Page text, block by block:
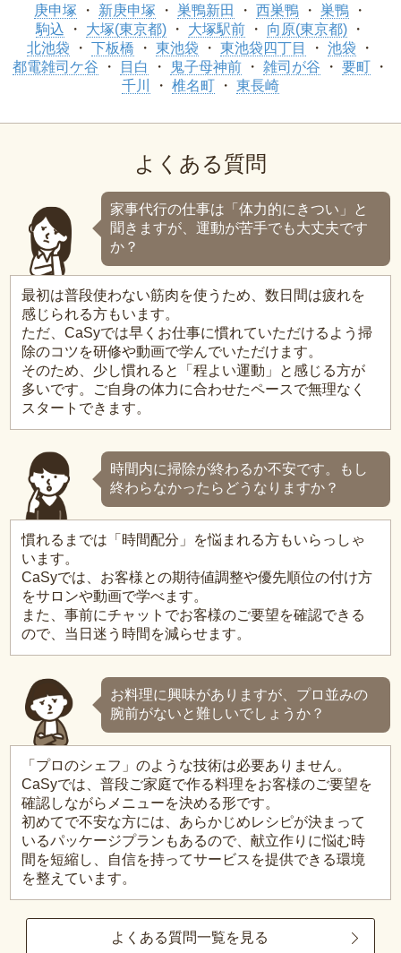
庚申塚 新庚申塚 巣鴨新田 西巣鴨
巣鴨
駒込
大塚(東京都) 大塚駅前
向原(東京都)
北池袋
下板橋 東池袋 東池袋四丁目
池袋
都電雑司ケ谷
目白 鬼子母神前 雑司が谷
要町
千川
椎名町 東長崎
よくある質問
家事代行の仕事は「体力的にきつい」と
聞きますが、運動が苦手でも大丈夫です
か？
最初は普段使わない筋肉を使うため、数日間は疲れを
感じられる方もいます。
ただ、CaSyでは早くお仕事に慣れていただけるよう掃
除のコツを研修や動画で学んでいただけます。
そのため、少し慣れると「程よい運動」と感じる方が
多いです。ご自身の体力に合わせたペースで無理なく
スタートできます。
時間内に掃除が終わるか不安です。もし
終わらなかったらどうなりますか？
慣れるまでは「時間配分」を悩まれる方もいらっしゃ
います。
CaSyでは、お客様との期待値調整や優先順位の付け方
をサロンや動画で学べます。
また、事前にチャットでお客様のご要望を確認できる
ので、当日迷う時間を減らせます。
お料理に興味がありますが、プロ並みの
腕前がないと難しいでしょうか？
「プロのシェフ」のような技術は必要ありません。
CaSyでは、普段ご家庭で作る料理をお客様のご要望を
確認しながらメニューを決める形です。
初めてで不安な方には、あらかじめレシピが決まって
いるパッケージプランもあるので、献立作りに悩む時
間を短縮し、自信を持ってサービスを提供できる環境
を整えています。
よくある質問一覧を見る